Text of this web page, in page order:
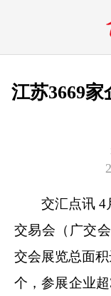
江苏3669
交汇点讯 4月
交易会（广交
交会展览总面
个，参展企业